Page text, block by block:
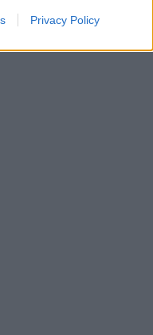
Privacy Policy